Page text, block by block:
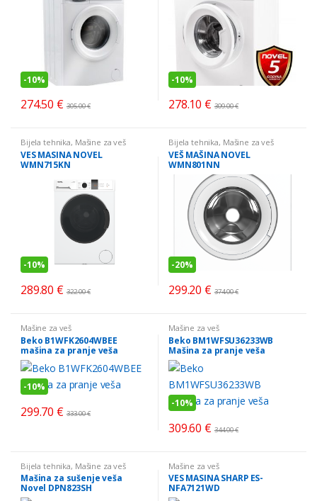
-10%
274.50 € 305.00€
-10%
278.10 € 309.00€
Bijela tehnika, Mašine za veš
VES MASINA NOVEL
WMN715KN
-10%
289.80 € 322.00€
Bijela tehnika, Mašine za veš
VEŠ MAŠINA NOVEL
WMN801NN
-20%
299.20 € 374.00€
Mašine za veš
Beko B1WFK2604WBEE
mašina za pranje veša
-10%
299.70 € 333.00€
Mašine za veš
Beko BM1WFSU36233WB
Mašina za pranje veša
-10%
309.60 € 344.00€
Bijela tehnika, Mašine za veš
Mašina za sušenje veša
Novel DPN823SH
Mašine za veš
VES MASINA SHARP ES-
NFA7121WD